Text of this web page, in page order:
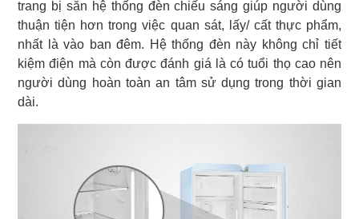
trang bị sẵn hệ thống đèn chiếu sáng giúp người dùng
thuận tiện hơn trong việc quan sát, lấy/ cất thực phẩm,
nhất là vào ban đêm. Hệ thống đèn này không chỉ tiết
kiệm điện mà còn được đánh giá là có tuổi thọ cao nên
người dùng hoàn toàn an tâm sử dụng trong thời gian
dài.